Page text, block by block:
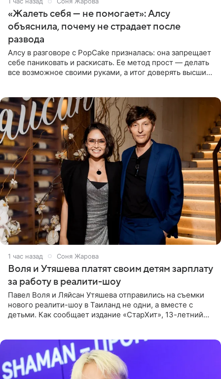
«Жалеть себя — не помогает»: Алсу
объяснила, почему не страдает после
развода
Алсу в разговоре с PopCake призналась: она запрещает
себе паниковать и раскисать. Ее метод прост — делать
все возможное своими руками, а итог доверять высшим
1 час назад Соня Жарова
Воля и Утяшева платят своим детям зарплату
за работу в реалити-шоу
Павел Воля и Ляйсан Утяшева отправились на съемки
нового реалити-шоу в Таиланд не одни, а вместе с
детьми. Как сообщает издание «СтарХит», 13-летний